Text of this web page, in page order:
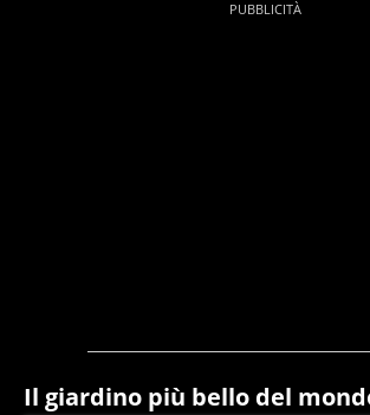
Il giardino più bello del